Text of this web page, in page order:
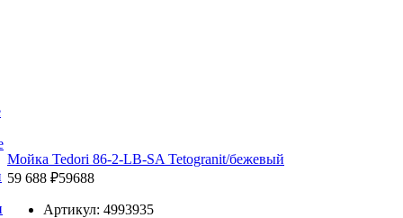
Мойка Tedori 86-2-LB-SA Tetogranit/бежевый
59 688 ₽59688
Артикул: 4993935